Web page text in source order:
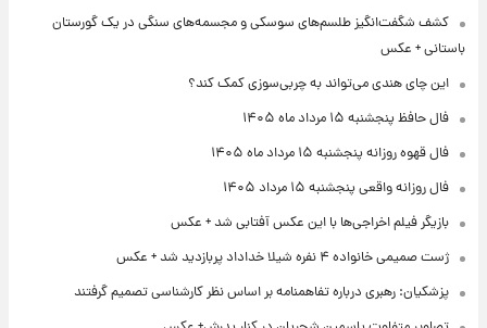
کشف شگفت‌انگیز طلسم‌های سوسکی و مجسمه‌های سنگی در یک گورستان
باستانی + عکس
این چای هندی می‌تواند به چربی‌سوزی کمک کند؟
فال حافظ پنجشنبه ۱۵ مرداد ماه ۱۴۰۵
فال قهوه روزانه پنجشنبه ۱۵ مرداد ماه ۱۴۰۵
فال روزانه واقعی پنجشنبه ۱۵ مرداد ۱۴۰۵
بازیگر فیلم اخراجی‌ها با این عکس آفتابی شد + عکس
ژست صمیمی خانواده ۴ نفره شیلا خداداد پربازدید شد + عکس
پزشکیان: رهبری درباره تفاهمنامه بر اساس نظر کارشناسی تصمیم گرفتند